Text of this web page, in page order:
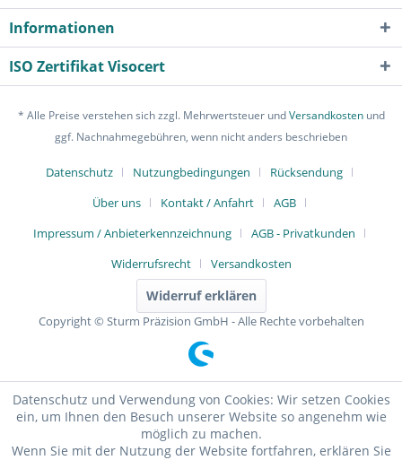
Informationen
ISO Zertifikat Visocert
* Alle Preise verstehen sich zzgl. Mehrwertsteuer undVersandkostenund
ggf. Nachnahmegebühren, wenn nicht anders beschrieben
Datenschutz Nutzungbedingungen
Rücksendung
Über uns
Kontakt / Anfahrt
AGB
Impressum / Anbieterkennzeichnung
AGB - Privatkunden
Widerrufsrecht
Versandkosten
Widerruf erklären
Copyright © Sturm Präzision GmbH - Alle Rechte vorbehalten
Datenschutz und Verwendung von Cookies: Wir setzen Cookies
ein, um Ihnen den Besuch unserer Website so angenehm wie
möglich zu machen.
Wenn Sie mit der Nutzung der Website fortfahren, erklären Sie